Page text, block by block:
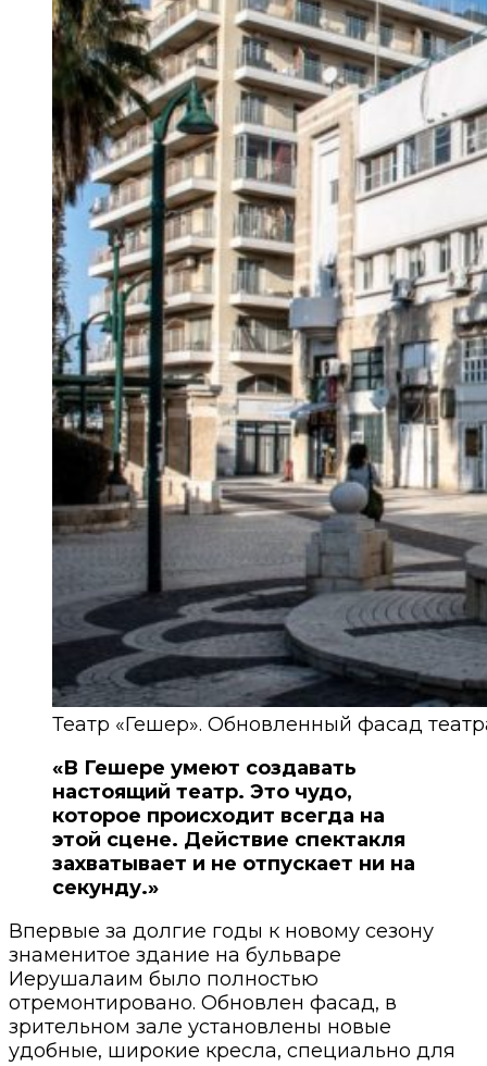
Театр «Гешер». Обновленный фасад
«В Гешере умеют создавать
настоящий театр. Это чудо,
которое происходит всегда на
этой сцене. Действие спектакля
захватывает и не отпускает ни на
секунду.»
Впервые за долгие годы к новому сезону
знаменитое здание на бульваре
Иерушалаим было полностью
отремонтировано. Обновлен фасад, в
зрительном зале установлены новые
удобные, широкие кресла, специально для